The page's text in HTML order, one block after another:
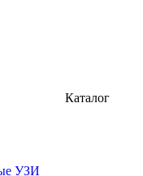
Каталог